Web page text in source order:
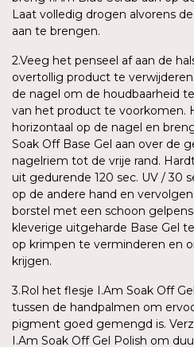
Laat volledig drogen alvorens
aan te brengen.
2.Veeg het penseel af aan de
overtollig product te
de nagel om de houdbaarheid
van het product te voorkomen.
horizontaal op de nagel en
Soak Off Base Gel aan over de
nagelriem tot de vrije rand.
uit gedurende 120 sec. UV / 30
op de andere hand en
borstel met een schoon
kleverige uitgeharde Base Gel
op krimpen te verminderen en
krijgen.
3.Rol het flesje I.Am Soak Off
tussen de handpalmen om
pigment goed gemengd is.
I.Am Soak Off Gel Polish om